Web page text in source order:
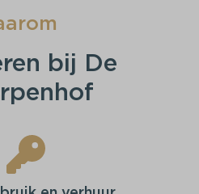
bij De